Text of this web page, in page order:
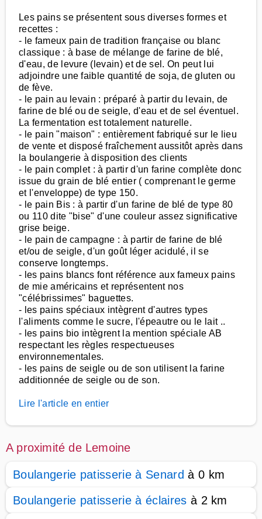
Les pains se présentent sous diverses formes et
recettes :
- le fameux pain de tradition française ou blanc
classique : à base de mélange de farine de blé,
d'eau, de levure (levain) et de sel. On peut lui
adjoindre une faible quantité de soja, de gluten ou
de fève.
- le pain au levain : préparé à partir du levain, de
farine de blé ou de seigle, d'eau et de sel éventuel.
La fermentation est totalement naturelle.
- le pain "maison" : entièrement fabriqué sur le lieu
de vente et disposé fraîchement aussitôt après dans
la boulangerie à disposition des clients
- le pain complet : à partir d'un farine complète donc
issue du grain de blé entier ( comprenant le germe
et l'enveloppe) de type 150.
- le pain Bis : à partir d'un farine de blé de type 80
ou 110 dite "bise" d'une couleur assez significative
grise beige.
- le pain de campagne : à partir de farine de blé
et/ou de seigle, d'un goût léger acidulé, il se
conserve longtemps.
- les pains blancs font référence aux fameux pains
de mie américains et représentent nos
"célébrissimes" baguettes.
- les pains spéciaux intègrent d'autres types
l'aliments comme le sucre, l'épeautre ou le lait ..
- les pains bio intègrent la mention spéciale AB
respectant les règles respectueuses
environnementales.
- les pains de seigle ou de son utilisent la farine
additionnée de seigle ou de son.
Lire l'article en entier
A proximité de Lemoine
Boulangerie patisserie à Senard à 0 km
Boulangerie patisserie à éclaires à 2 km